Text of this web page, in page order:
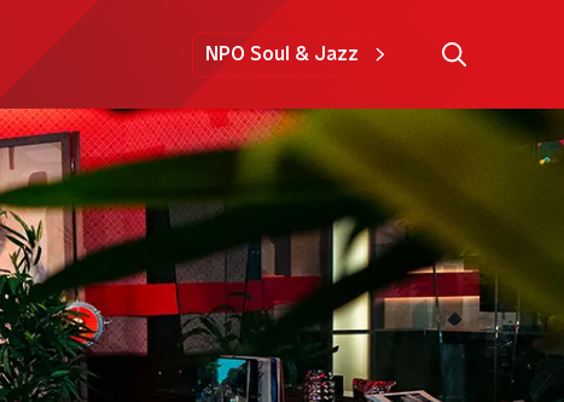
NPO Soul & Jazz